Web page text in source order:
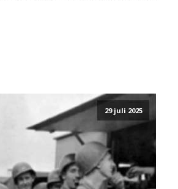
29 juli 2025